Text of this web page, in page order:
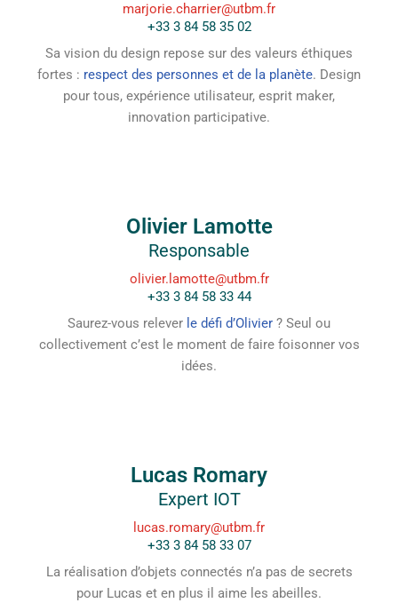
marjorie.charrier@utbm.fr
+33 3 84 58 35 02
Sa vision du design repose sur des valeurs éthiques
fortes : respect des personnes et de la planète. Design
pour tous, expérience utilisateur, esprit maker,
innovation participative.
Olivier Lamotte
Responsable
olivier.lamotte@utbm.fr
+33 3 84 58 33 44
Saurez-vous relever le défi d’Olivier ? Seul ou
collectivement c’est le moment de faire foisonner vos
idées.
Lucas Romary
Expert IOT
lucas.romary@utbm.fr
+33 3 84 58 33 07
La réalisation d’objets connectés n’a pas de secrets
pour Lucas et en plus il aime les abeilles.